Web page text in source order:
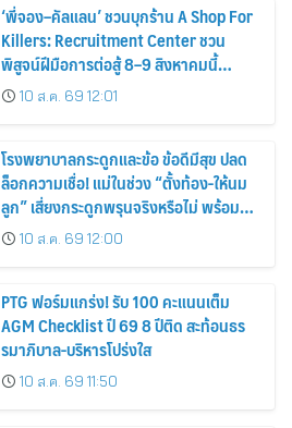
‘พี่จอง–คัลแลน’ ชวนบุกร้าน A Shop For
Killers: Recruitment Center ชวน
พิสูจน์ฝีมือการต่อสู้ 8–9 สิงหาคมนี้
เท่านั้น เข้าชมได้ไม่มีค่าใช้จ่าย!
10 ส.ค. 69 12:01
โรงพยาบาลกระดูกและข้อ ข้อดีมีสุข ปลด
ล็อกความเชื่อ! แม่ในช่วง “ตั้งท้อง-ให้นม
ลูก” เสี่ยงกระดูกพรุนจริงหรือไม่ พร้อม
ชวนคุณแม่วัยเก๋าตรวจมวลกระดูกเชิง
ป้องกัน
10 ส.ค. 69 12:00
PTG ฟอร์มแกร่ง! รับ 100 คะแนนเต็ม
AGM Checklist ปี 69 8 ปีติด สะท้อนธร
รมาภิบาล-บริหารโปร่งใส
10 ส.ค. 69 11:50